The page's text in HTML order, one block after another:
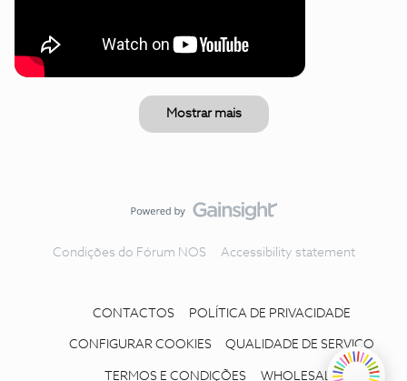
Mostrar mais
Condições do Fórum NOS Accessibility statement
CONTACTOS POLÍTICA DE PRIVACIDADE
CONFIGURAR COOKIES QUALIDADE DE SERVIÇO
TERMOS E CONDIÇÕES WHOLESALE